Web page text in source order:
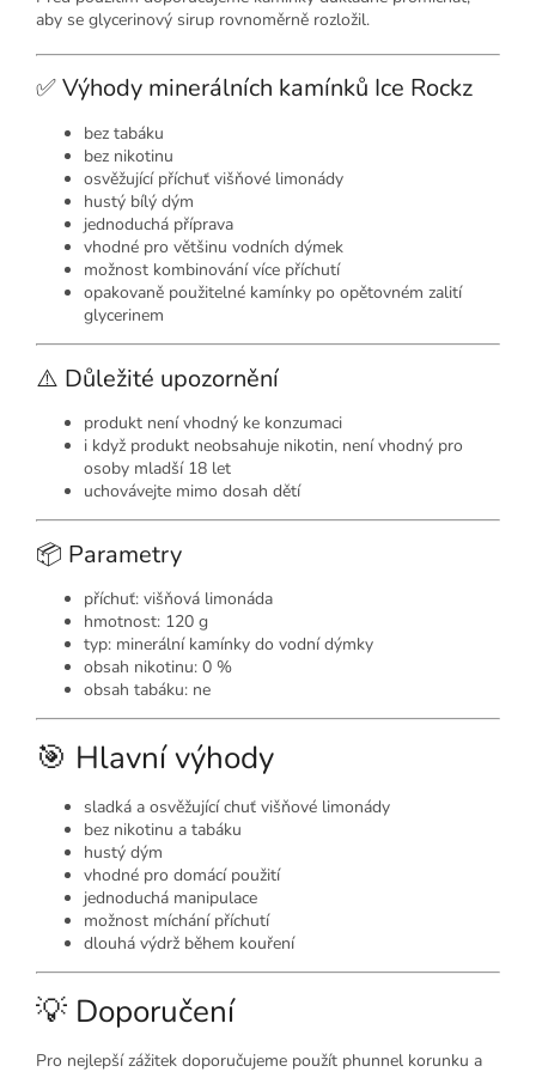
aby se glycerinový sirup rovnoměrně rozložil.
✅ Výhody minerálních kamínků Ice Rockz
bez tabáku
bez nikotinu
osvěžující příchuť višňové limonády
hustý bílý dým
jednoduchá příprava
vhodné pro většinu vodních dýmek
možnost kombinování více příchutí
opakovaně použitelné kamínky po opětovném zalití
glycerinem
⚠️ Důležité upozornění
produkt není vhodný ke konzumaci
i když produkt neobsahuje nikotin, není vhodný pro
osoby mladší 18 let
uchovávejte mimo dosah dětí
📦 Parametry
příchuť: višňová limonáda
hmotnost: 120 g
typ: minerální kamínky do vodní dýmky
obsah nikotinu: 0 %
obsah tabáku: ne
🎯 Hlavní výhody
sladká a osvěžující chuť višňové limonády
bez nikotinu a tabáku
hustý dým
vhodné pro domácí použití
jednoduchá manipulace
možnost míchání příchutí
dlouhá výdrž během kouření
💡 Doporučení
Pro nejlepší zážitek doporučujeme použít phunnel korunku a